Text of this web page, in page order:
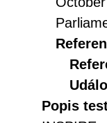
Popis